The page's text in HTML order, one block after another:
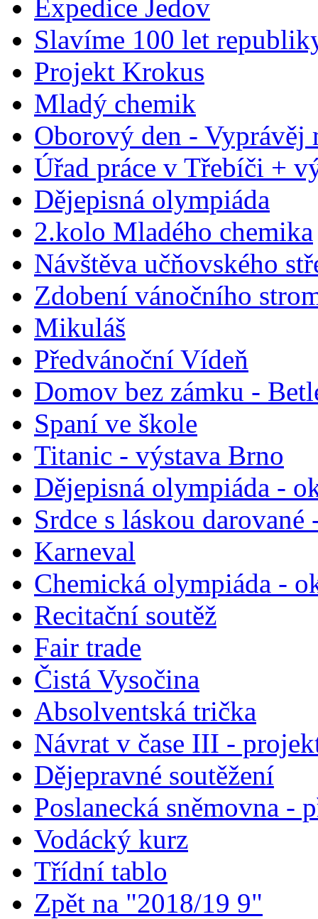
Expedice Jedov
Slavíme 100 let
Projekt Krokus
Mladý chemik
Oborový den - Vyprávěj
Úřad práce v Třebíči +
Dějepisná olympiáda
2.kolo Mladého chemika
Návštěva učňovského
Zdobení vánočního
Mikuláš
Předvánoční Vídeň
Domov bez zámku -
Spaní ve škole
Titanic - výstava Brno
Dějepisná olympiáda -
Srdce s láskou darované
Karneval
Chemická olympiáda -
Recitační soutěž
Fair trade
Čistá Vysočina
Absolventská trička
Návrat v čase III -
Dějepravné soutěžení
Poslanecká sněmovna -
Vodácký kurz
Třídní tablo
Zpět na "2018/19 9"